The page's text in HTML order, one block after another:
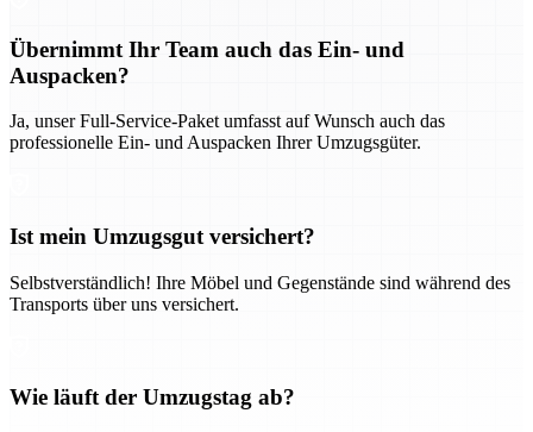
Übernimmt Ihr Team auch das Ein- und
Auspacken?
Ja, unser Full-Service-Paket umfasst auf Wunsch auch das
professionelle Ein- und Auspacken Ihrer Umzugsgüter.
Ist mein Umzugsgut versichert?
Selbstverständlich! Ihre Möbel und Gegenstände sind während des
Transports über uns versichert.
Wie läuft der Umzugstag ab?